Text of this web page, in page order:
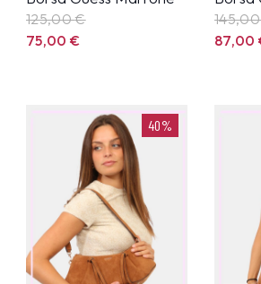
125,00€
75,00€
87,00
40%